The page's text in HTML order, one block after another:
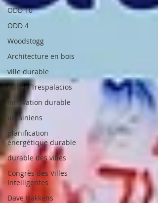
ODD 10
ODD 4
Woodstogg
Architecture en bois
ville durable
Rubén Trespalacios
innovation durable
ukrainiens
planification
énergétique durable
durable des villes
Congrès des Villes
Intelligentes
Dave Hakkens